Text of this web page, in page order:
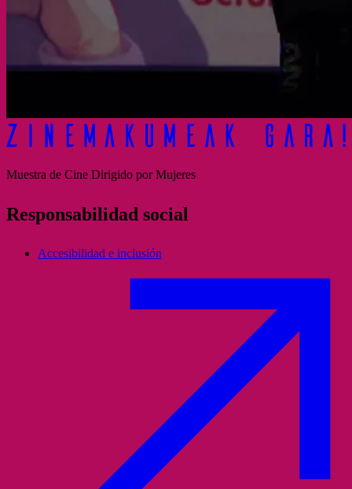
Muestra de Cine Dirigido por Mujeres
Responsabilidad social
Accesibilidad e inclusión